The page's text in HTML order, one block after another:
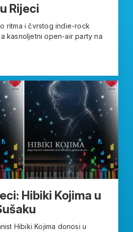
Rijeci
ritma i čvrstog indie-rock
kasnoljetni open-air party na
Hibiki Kojima u
Hibiki Kojima donosi u